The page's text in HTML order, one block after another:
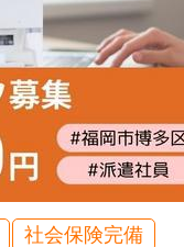
社会保険完備